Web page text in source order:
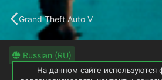
Grand Theft Auto V
Russian (RU)
Обратная связь
Условия и правила
На данном сайте используются